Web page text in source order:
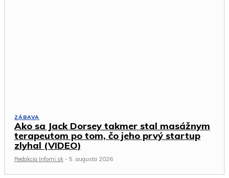
ZÁBAVA
Ako sa Jack Dorsey takmer stal masážnym
terapeutom po tom, čo jeho prvý startup
zlyhal (VIDEO)
Redakcia Infomi.sk - 5. augusta 2026